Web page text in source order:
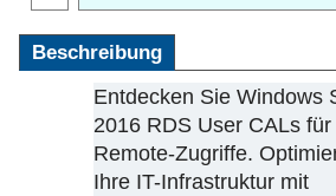
Beschreibung
Entdecken Sie Windows
2016 RDS User CALs
Remote-Zugriffe.
Ihre IT-Infrastruktur mit